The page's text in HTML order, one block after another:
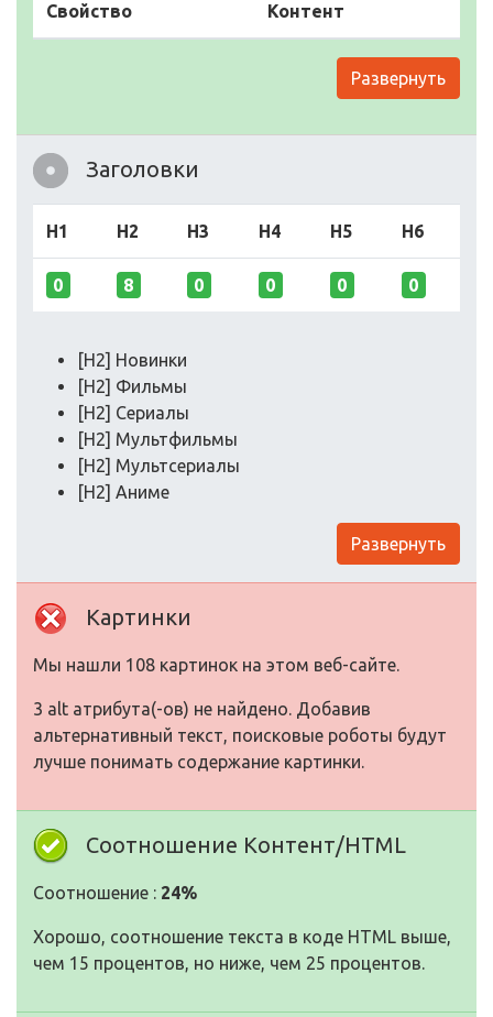
Свойство Контент
Развернуть
Заголовки
H1 H2 H3 H4 H5 H6
0 8 0 0 0 0
[H2] Новинки
[H2] Фильмы
[H2] Сериалы
[H2] Мультфильмы
[H2] Мультсериалы
[H2] Аниме
Развернуть
Картинки
Мы нашли 108 картинок на этом веб-сайте.
3 alt атрибута(-ов) не найдено. Добавив
альтернативный текст, поисковые роботы будут
лучше понимать содержание картинки.
Соотношение Контент/HTML
Соотношение : 24%
Хорошо, соотношение текста в коде HTML выше,
чем 15 процентов, но ниже, чем 25 процентов.